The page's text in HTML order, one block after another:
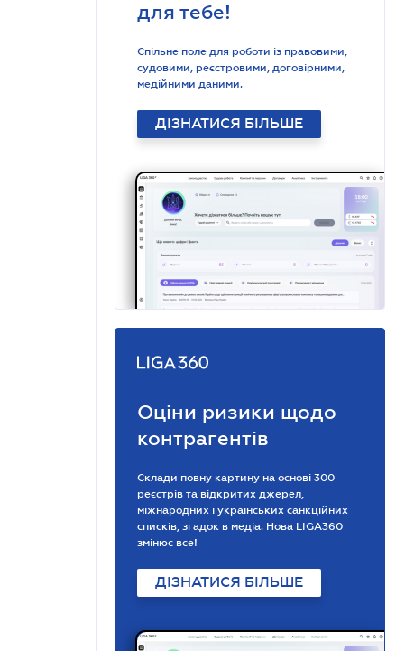
для тебе!
Спільне поле для роботи із правовими,
судовими, реєстровими, договірними,
медійними даними.
ДІЗНАТИСЯ БІЛЬШЕ
Оціни ризики щодо
контрагентів
Склади повну картину на основі 300
реєстрів та відкритих джерел,
міжнародних і українських санкційних
списків, згадок в медіа. Нова LIGA360
змінює все!
ДІЗНАТИСЯ БІЛЬШЕ